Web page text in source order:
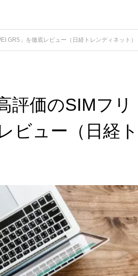
GR5」を徹底レビュー（日経トレンディネット）
価のSIMフリ
ビュー（日経ト